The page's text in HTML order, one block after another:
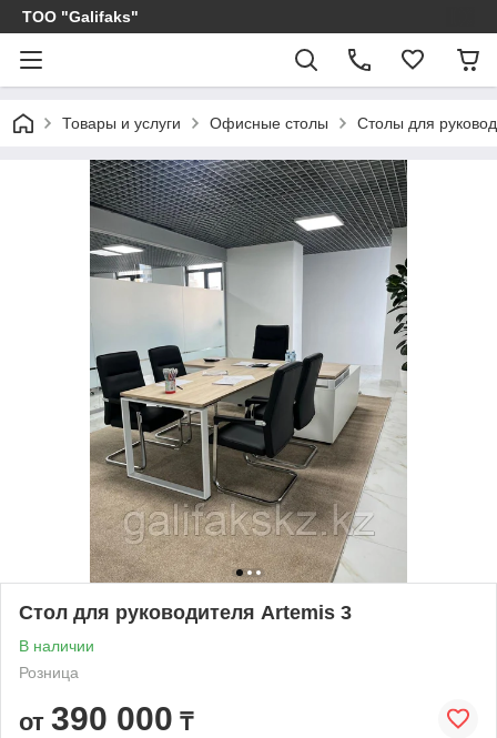
ТОО "Galifaks"
Товары и услуги Офисные столы Столы для
Стол для руководителя Artemis 3
В наличии
Розница
от 390 000 ₸